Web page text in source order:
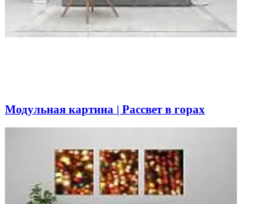
Модульная картина | Рассвет в горах